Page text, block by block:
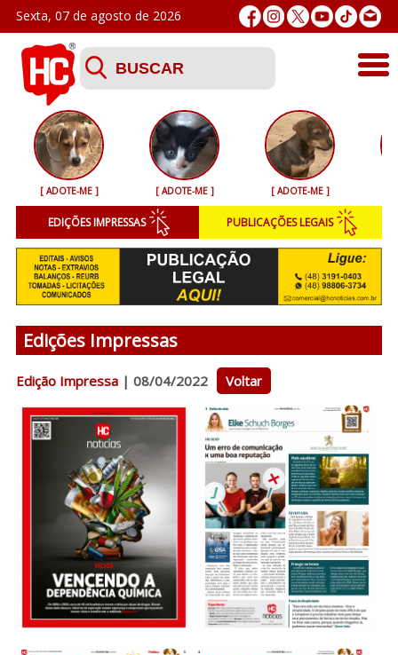
Sexta, 07 de agosto de 2026
Últimas
Esporte
Segurança
Geral
Variedades
Colunistas
Podcasts
Sobre o HC
[ ADOTE-ME ] [ ADOTE-ME ] [ ADOTE-ME ]
EDIÇÕES IMPRESSAS PUBLICAÇÕES LEGAIS
Edições Impressas
Edição Impressa| 08/04/2022 Voltar